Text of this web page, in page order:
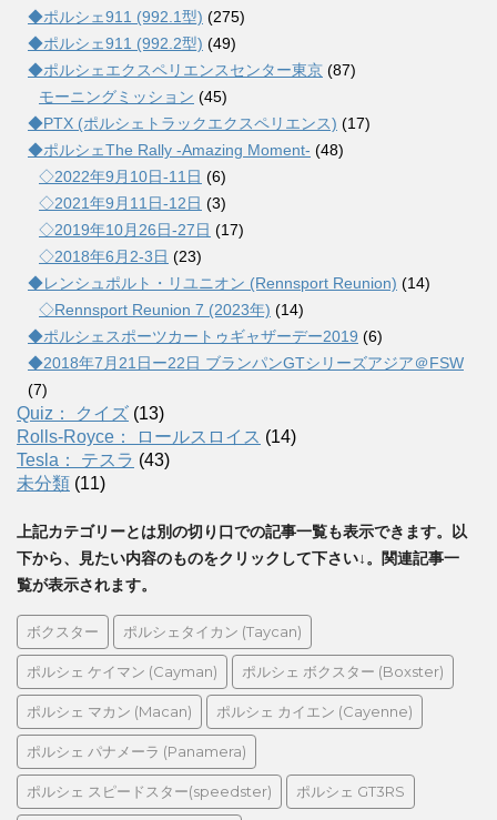
◆ポルシェ911 (992.1型) (275)
◆ポルシェ911 (992.2型) (49)
◆ポルシェエクスペリエンスセンター東京 (87)
モーニングミッション (45)
◆PTX (ポルシェトラックエクスペリエンス) (17)
◆ポルシェThe Rally -Amazing Moment- (48)
◇2022年9月10日-11日 (6)
◇2021年9月11日-12日 (3)
◇2019年10月26日-27日 (17)
◇2018年6月2-3日 (23)
◆レンシュポルト・リユニオン (Rennsport Reunion) (14)
◇Rennsport Reunion 7 (2023年) (14)
◆ポルシェスポーツカートゥギャザーデー2019 (6)
◆2018年7月21日ー22日 ブランパンGTシリーズアジア＠FSW
(7)
Quiz： クイズ (13)
Rolls-Royce： ロールスロイス (14)
Tesla： テスラ (43)
未分類 (11)
上記カテゴリーとは別の切り口での記事一覧も表示できます。以
下から、見たい内容のものをクリックして下さい↓。関連記事一
覧が表示されます。
ボクスター ポルシェタイカン (Taycan)
ポルシェ ケイマン (Cayman) ポルシェ ボクスター (Boxster)
ポルシェ マカン (Macan) ポルシェ カイエン (Cayenne)
ポルシェ パナメーラ (Panamera)
ポルシェ スピードスター(speedster) ポルシェ GT3RS